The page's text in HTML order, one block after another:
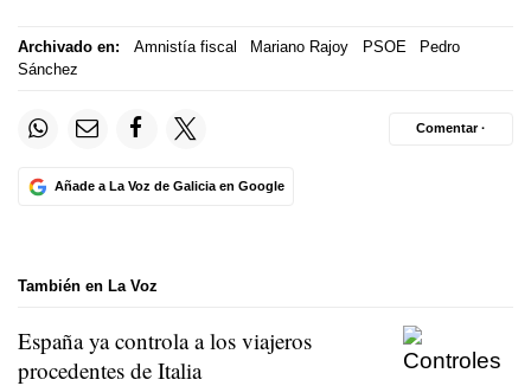
Archivado en: Amnistía fiscal Mariano Rajoy PSOE
Pedro
Sánchez
Añade a La Voz de Galicia en Google
Comentar ·
También en La Voz
España ya controla a los viajeros
procedentes de Italia